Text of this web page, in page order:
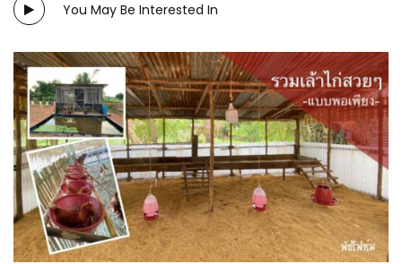
You May Be Interested In